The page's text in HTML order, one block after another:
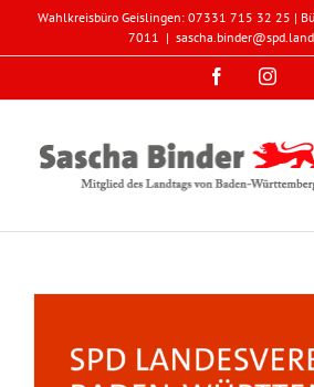
Wahlkreisbüro Geislingen: 07331 715 32 25 |
7011 |
Facebook